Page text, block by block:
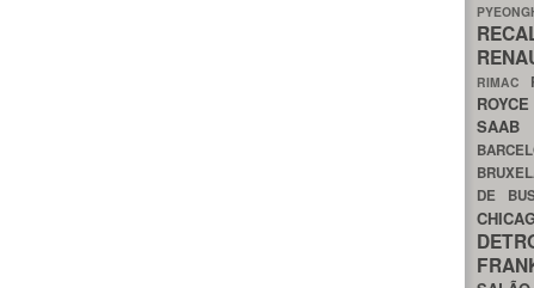
RIMAC
ROYCE
SAAB
DE